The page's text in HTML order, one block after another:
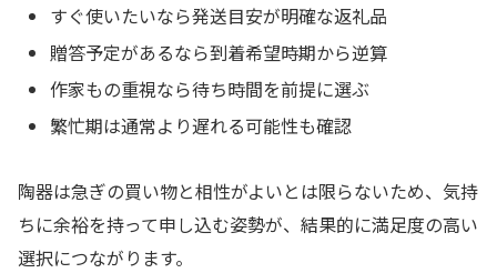
すぐ使いたいなら発送目安が明確な返礼品
贈答予定があるなら到着希望時期から逆算
作家もの重視なら待ち時間を前提に選ぶ
繁忙期は通常より遅れる可能性も確認
陶器は急ぎの買い物と相性がよいとは限らないため、気持
ちに余裕を持って申し込む姿勢が、結果的に満足度の高い
選択につながります。